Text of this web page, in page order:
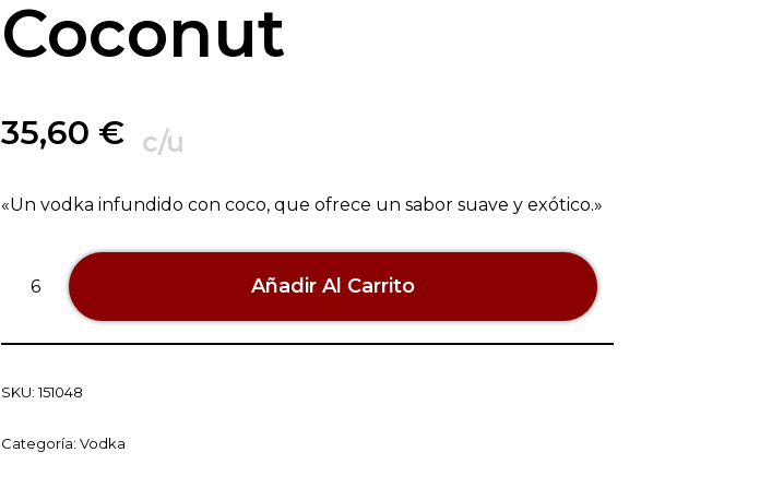
Coconut
35,60 € c/u
«Un vodka infundido con coco, que ofrece un sabor suave y exótico.»
Añadir Al Carrito
SKU: 151048
Categoría: Vodka